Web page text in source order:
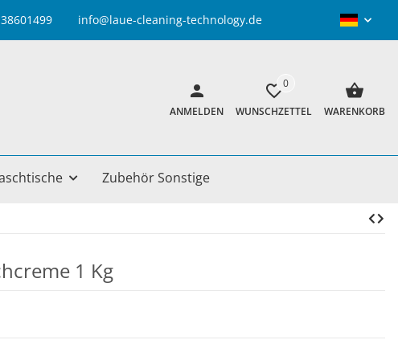
info@laue-cleaning-technology.de
ANMELDEN
0
WUNSCHZETTEL WARENKORB
Zubehör Sonstige
1 Kg